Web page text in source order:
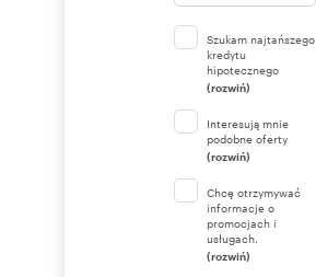
Szukam najtańszego
kredytu
hipotecznego
(rozwiń)
Interesują mnie
podobne oferty
(rozwiń)
Chcę otrzymywać
informacje o
promocjach i
usługach.
(rozwiń)